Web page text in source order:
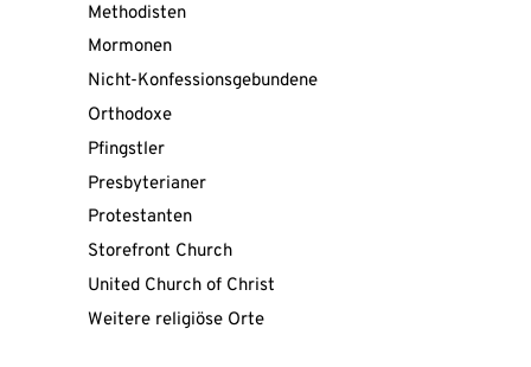
Methodisten
Mormonen
Nicht-Konfessionsgebundene
Orthodoxe
Pfingstler
Presbyterianer
Protestanten
Storefront Church
United Church of Christ
Weitere religiöse Orte
dem